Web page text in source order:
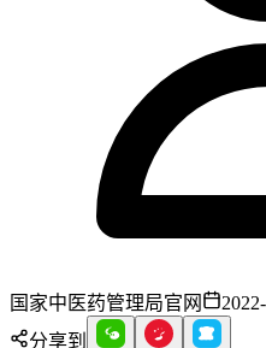
国家中医药管理局官网
分享到